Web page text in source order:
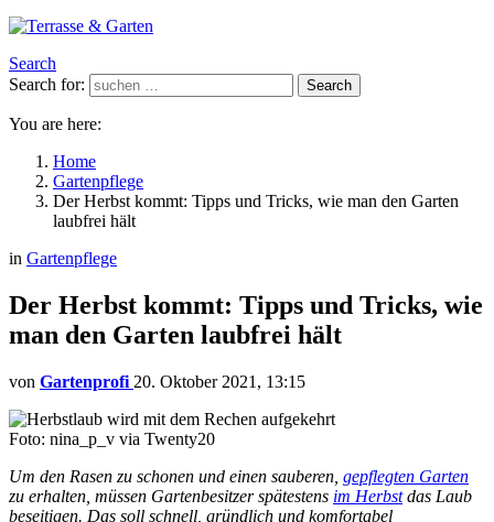
Search
Search for:
Search
You are here:
Home
Gartenpflege
Der Herbst kommt: Tipps und Tricks, wie man den Garten
laubfrei hält
in Gartenpflege
Der Herbst kommt: Tipps und Tricks, wie
man den Garten laubfrei hält
von Gartenprofi 20. Oktober 2021, 13:15
Foto: nina_p_v via Twenty20
Um den Rasen zu schonen und einen sauberen, gepflegten Garten
zu erhalten, müssen Gartenbesitzer spätestens im Herbstdas Laub
beseitigen. Das soll schnell, gründlich und komfortabel